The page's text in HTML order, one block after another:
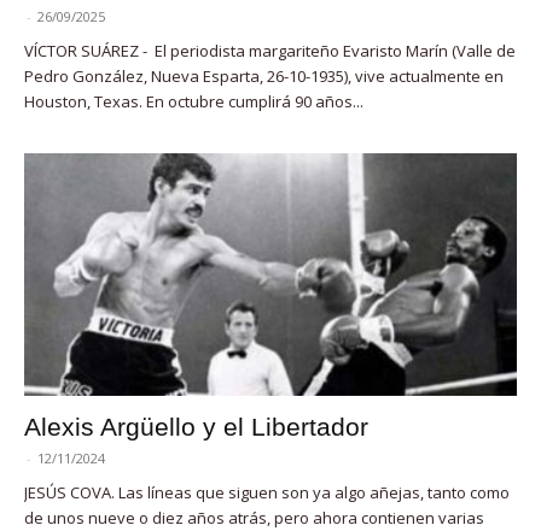
- 26/09/2025
VÍCTOR SUÁREZ - El periodista margariteño Evaristo Marín (Valle de
Pedro González, Nueva Esparta, 26-10-1935), vive actualmente en
Houston, Texas. En octubre cumplirá 90 años...
Alexis Argüello y el Libertador
- 12/11/2024
JESÚS COVA. Las líneas que siguen son ya algo añejas, tanto como
de unos nueve o diez años atrás, pero ahora contienen varias